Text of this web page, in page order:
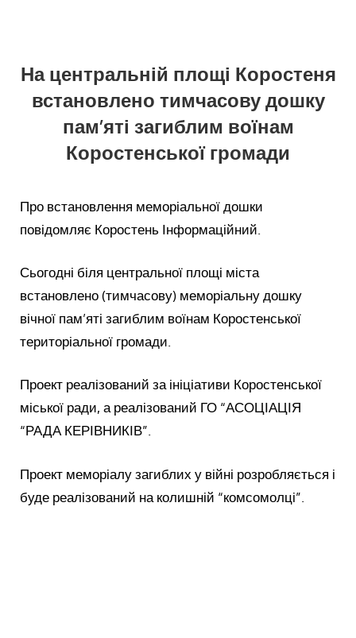
На центральній площі Коростеня
встановлено тимчасову дошку
пам’яті загиблим воїнам
Коростенської громади
Про встановлення меморіальної дошки
повідомляє Коростень Інформаційний.
Сьогодні біля центральної площі міста
встановлено (тимчасову) меморіальну дошку
вічної пам’яті загиблим воїнам Коростенської
територіальної громади.
Проект реалізований за ініціативи Коростенської
міської ради, а реалізований ГО “АСОЦІАЦІЯ
“РАДА КЕРІВНИКІВ”.
Проект меморіалу загиблих у війні розробляється і
буде реалізований на колишній “комсомолці”.